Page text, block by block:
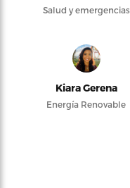
Salud y emergencias
Kiara Gerena
Energía Renovable